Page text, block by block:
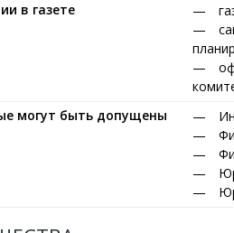
в газете
могут быть допущены